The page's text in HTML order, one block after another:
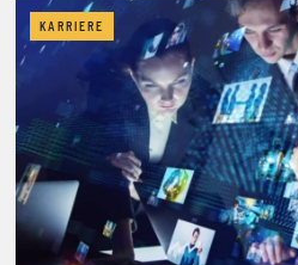
KARRIERE